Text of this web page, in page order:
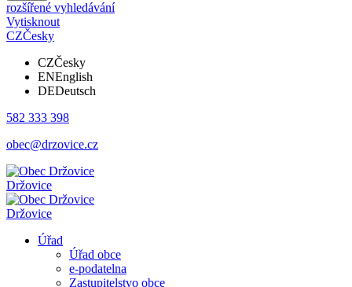
rozšířené vyhledávání
Vytisknout
CZČesky
CZČesky
ENEnglish
DEDeutsch
582 333 398
obec@drzovice.cz
Držovice
Držovice
Úřad
Úřad obce
e-podatelna
Zastupitelstvo obce